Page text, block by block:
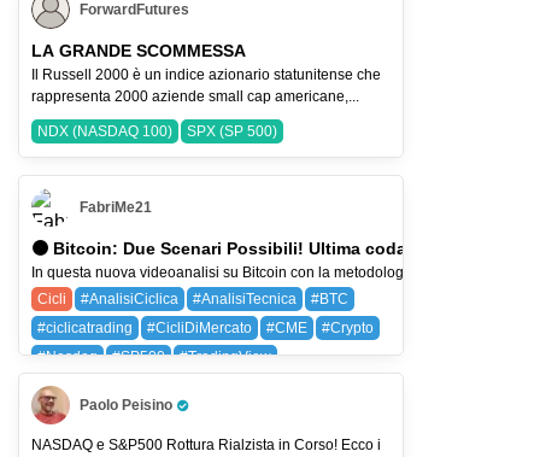
ForwardFutures
LA GRANDE SCOMMESSA
Il Russell 2000 è un indice azionario statunitense che
rappresenta 2000 aziende small cap americane,...
NDX (NASDAQ 100) SPX (SP 500)
FabriMe21
🟠 Bitcoin: Due Scenari Possibili! Ultima coda di SALITA o
In questa nuova videoanalisi su Bitcoin con la metodologia dell’Analisi
Cicli
#AnalisiCiclica #AnalisiTecnica
#BTC
#ciclicatrading
#CicliDiMercato #CME
#Crypto
#Nasdaq
#SP500
#TradingView
BTC (BITCOIN)
SPX (SP 500)
Paolo Peisino
Pro Trader
NASDAQ e S&P500 Rottura Rialzista in Corso! Ecco i